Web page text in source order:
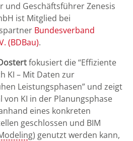
und Geschäftsführer Zenesis
ist Mitglied bei
Bundesverband
(BDBau).
fokusiert die “Effiziente
KI – Mit Daten zur
Leistungsphasen” und zeigt
KI in der Planungsphase
eines konkreten
geschlossen und BIM
) genutzt werden kann,